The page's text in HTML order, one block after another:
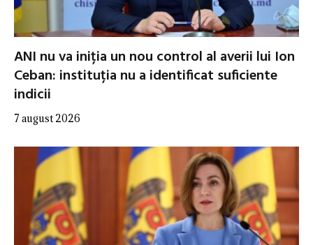
ANI nu va iniția un nou control al averii lui Ion
Ceban: instituția nu a identificat suficiente
indicii
7 august 2026